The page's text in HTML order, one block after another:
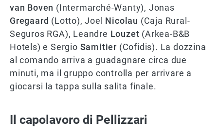
van Boven (Intermarché-Wanty), Jonas
Gregaard (Lotto), Joel Nicolau (Caja Rural-
Seguros RGA), Leandre Louzet (Arkea-B&B
Hotels) e Sergio Samitier (Cofidis). La dozzina
al comando arriva a guadagnare circa due
minuti, ma il gruppo controlla per arrivare a
giocarsi la tappa sulla salita finale.
Il capolavoro di Pellizzari